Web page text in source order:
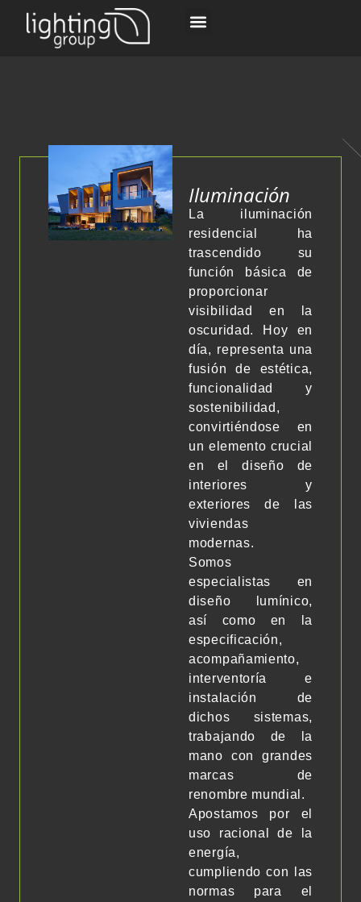
Iluminación
La iluminación
residencial ha
trascendido su
función básica de
proporcionar
visibilidad en la
oscuridad. Hoy en
día, representa una
fusión de estética,
funcionalidad y
sostenibilidad,
convirtiéndose en
un elemento crucial
en el diseño de
interiores y
exteriores de las
viviendas
modernas.
Somos
especialistas en
diseño lumínico,
así como en la
especificación,
acompañamiento,
interventoría e
instalación de
dichos sistemas,
trabajando de la
mano con grandes
marcas de
renombre mundial.
Apostamos por el
uso racional de la
energía,
cumpliendo con las
normas para el